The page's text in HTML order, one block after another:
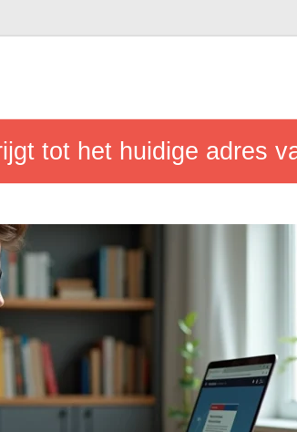
tot het huidige adres